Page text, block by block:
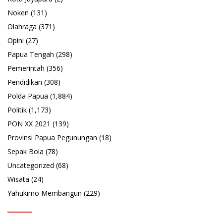
Noken (131)
Olahraga (371)
Opini (27)
Papua Tengah (298)
Pemerintah (356)
Pendidikan (308)
Polda Papua (1,884)
Politik (1,173)
PON XX 2021 (139)
Provinsi Papua Pegunungan (18)
Sepak Bola (78)
Uncategorized (68)
Wisata (24)
Yahukimo Membangun (229)